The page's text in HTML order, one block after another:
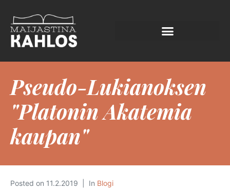
Pseudo-Lukianoksen
"Platonin Akatemia
kaupan"
Posted on 11.2.2019 In Blogi